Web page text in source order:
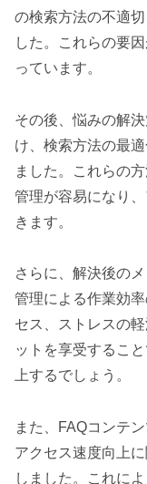
の検索方法の不適
した。これらの要
っています。
その後、悩みの解
け、検索方法の最
ました。これらの
管理が容易になり
きます。
さらに、解決後の
管理による作業効
セス、ストレスの
ットを享受するこ
上するでしょう。
また、FAQコンテ
アクセス速度向上
しました。これに